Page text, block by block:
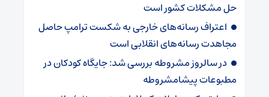
حل مشکلات کشور است
اعتراف رسانه‌های خارجی به شکست ترامپ حاصل
مجاهدت رسانه‌های انقلابی است
در سالروز مشروطه بررسی شد: جایگاه کودکان در
مطبوعات پیشامشروطه